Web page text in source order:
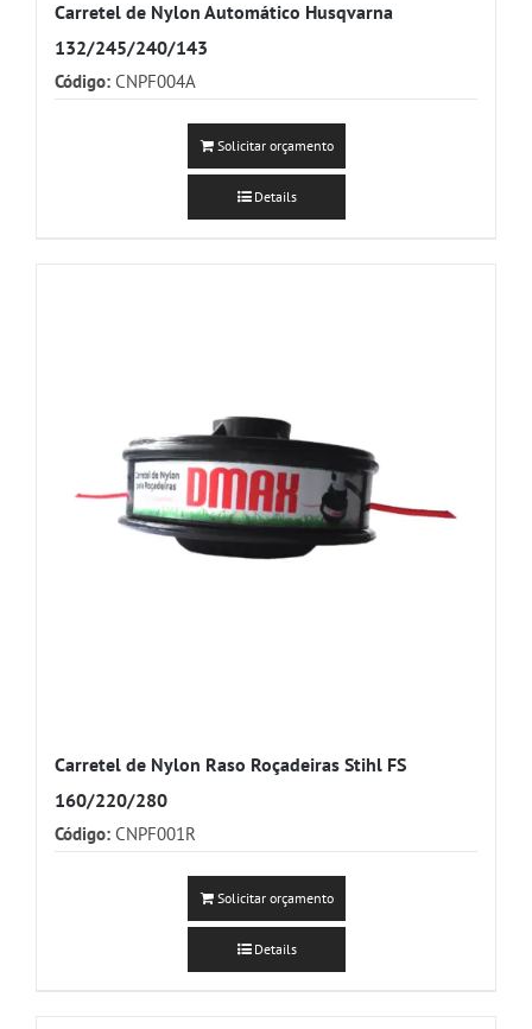
Carretel de Nylon Automático Husqvarna
132/245/240/143
Código: CNPF004A
Solicitar orçamento
Details
Carretel de Nylon Raso Roçadeiras Stihl FS
160/220/280
Código: CNPF001R
Solicitar orçamento
Details